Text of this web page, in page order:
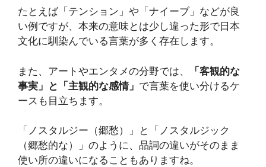
たとえば「テンション」や「ナイーブ」などが良
い例ですが、本来の意味とは少し違った形で日本
文化に馴染んでいる言葉が多く存在します。
また、アートやエンタメの分野では、
「客観的な
事実」と「主観的な感情」 で言葉を使い分けるケ
ースも目立ちます。
「ノスタルジー（郷愁）」と「ノスタルジック
（郷愁的な）」のように、品詞の違いがそのまま
使い所の違いになることもありますね。